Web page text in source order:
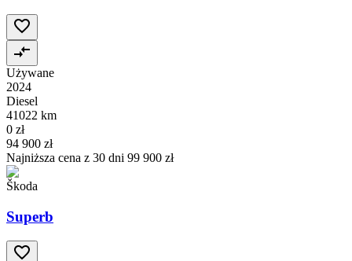
Używane
2024
Diesel
41022 km
0 zł
94 900 zł
Najniższa cena z 30 dni 99 900 zł
Škoda
Superb